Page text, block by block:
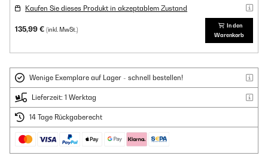
Kaufen Sie dieses Produkt in akzeptablem Zustand
135,99 € (inkl. MwSt.)
In den
Warenkorb
Wenige Exemplare auf Lager - schnell bestellen!
Lieferzeit: 1 Werktag
14 Tage Rückgaberecht